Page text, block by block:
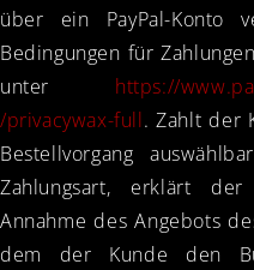
über ein PayPal-Konto
Bedingungen für
unter https://
/privacywax-full. Zahlt der
Bestellvorgang
Zahlungsart, erklärt
Annahme des Angebots
dem der Kunde den